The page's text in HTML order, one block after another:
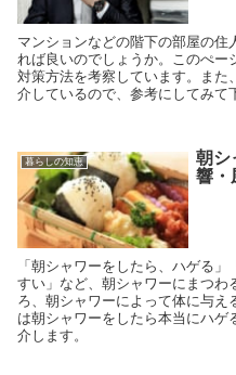
マンションなどの階下の部屋の住
れば良いのでしょうか。このぺ
対策方法を考察しています。また
介しているので、参考にしてみて
暮らしの知恵
朝シ
響・
「朝シャワーをしたら、ハゲる
すい」など、朝シャワーにまつわ
ろ、朝シャワーによって体に与え
は朝シャワーをしたら本当にハゲ
介します。